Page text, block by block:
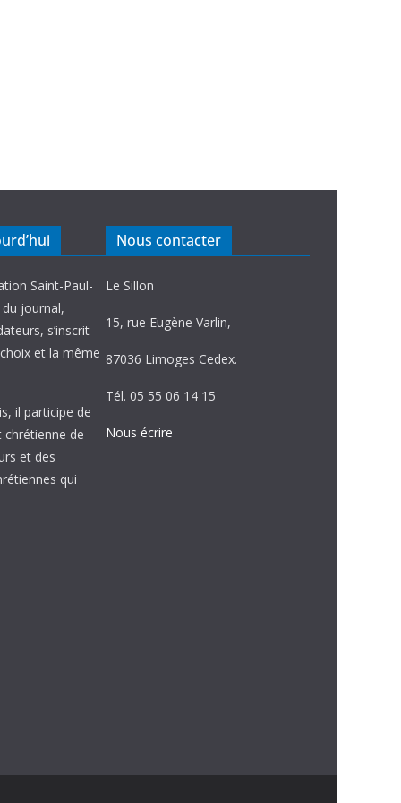
Saint-Paul-
journal,
s’inscrit
et la même
il participe de
chrétienne de
et des
qui
Nous contacter
Le Sillon
15, rue Eugène Varlin,
87036 Limoges Cedex.
Tél. 05 55 06 14 15
Nous écrire